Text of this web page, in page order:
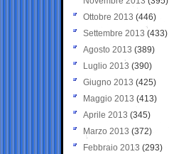
Ottobre 2013 (446)
Settembre 2013 (433)
Agosto 2013 (389)
Luglio 2013 (390)
Giugno 2013 (425)
Maggio 2013 (413)
Aprile 2013 (345)
Marzo 2013 (372)
Febbraio 2013 (293)